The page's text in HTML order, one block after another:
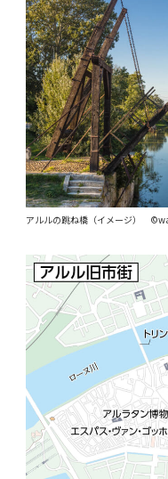
アルルの跳ね橋（イメージ）